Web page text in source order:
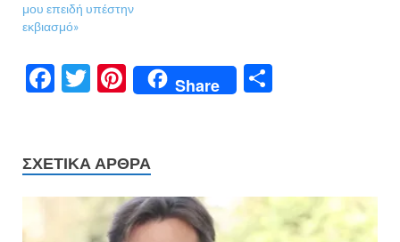
μου επειδή υπέστην
εκβιασμό»
F
b
o
T
er
Pi
es
t
Share
σ
τε
ΣΧΕΤΙΚΆ ΆΡΘΡΑ